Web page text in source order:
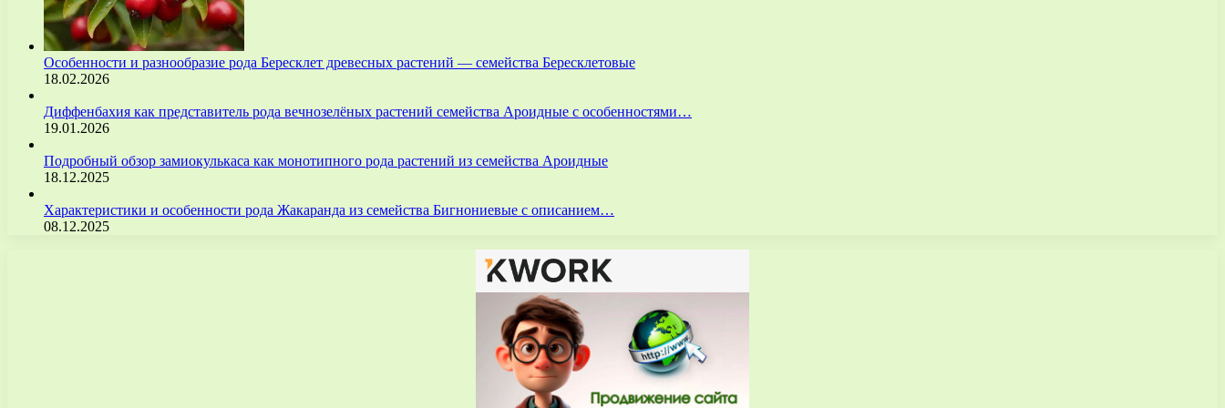
Особенности и разнообразие рода Бересклет древесных растений — семейства Бересклетовые
18.02.2026
Диффенбахия как представитель рода вечнозелёных растений семейства Ароидные с особенностями…
19.01.2026
Подробный обзор замиокулькаса как монотипного рода растений из семейства Ароидные
18.12.2025
Характеристики и особенности рода Жакаранда из семейства Бигнониевые с описанием…
08.12.2025